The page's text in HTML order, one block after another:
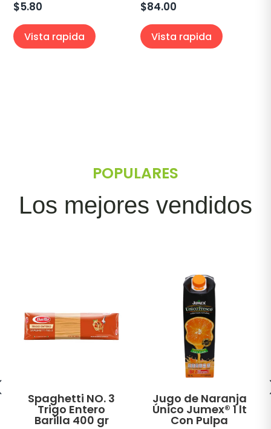
$5.80
Vista rapida
$84.00
Vista rapida
POPULARES
Los mejores vendidos
Spaghetti NO. 3
Trigo Entero
Barilla 400 gr
Jugo de Naranja
Único Jumex® 1 lt
Con Pulpa